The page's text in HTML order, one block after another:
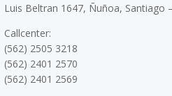
Luis Beltran 1647, Ñuñoa, Santiago
Callcenter:
(562) 2505 3218
(562) 2401 2570
(562) 2401 2569